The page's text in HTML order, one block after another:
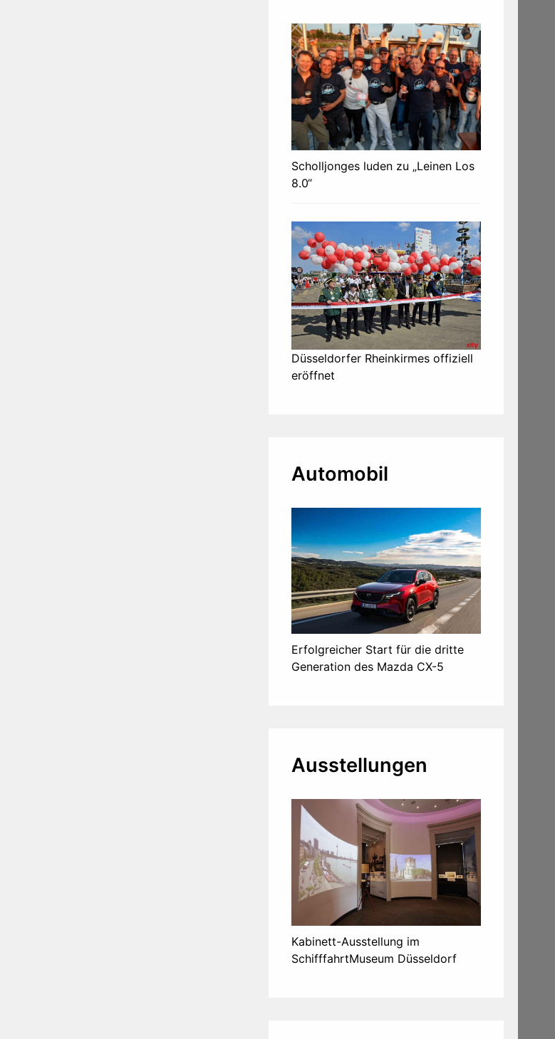
Scholljonges luden zu „Leinen Los
8.0“
Düsseldorfer Rheinkirmes offiziell
eröffnet
Automobil
Erfolgreicher Start für die dritte
Generation des Mazda CX-5
Ausstellungen
Kabinett-Ausstellung im
SchifffahrtMuseum Düsseldorf